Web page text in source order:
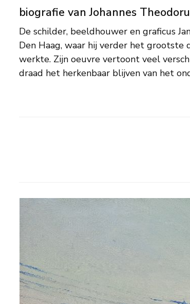
biografie van Johannes
De schilder, beeldhouwer en graficus
Den Haag, waar hij verder het grootste
werkte. Zijn oeuvre vertoont veel
draad het herkenbaar blijven van het
werk na 1945, toen de abstracte
achtergrond. In de jaren 90 werd hij